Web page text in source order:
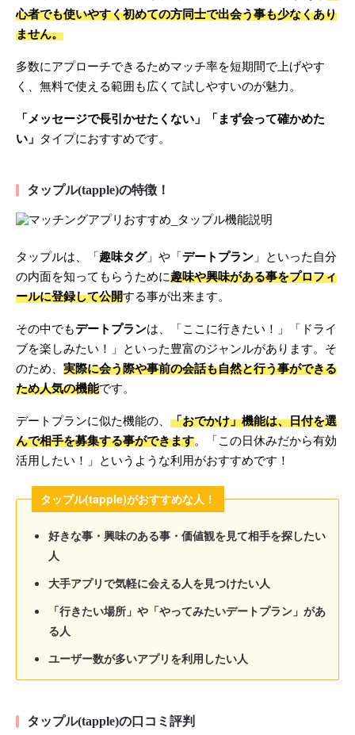
心者でも使いやすく初めての方同士で出会う事も少なくあり
ません。
多数にアプローチできるためマッチ率を短期間で上げやす
く、無料で使える範囲も広くて試しやすいのが魅力。
「メッセージで長引かせたくない」「まず会って確かめた
い」
タイプにおすすめです。
タップル(tapple)の特徴！
タップルは、「 趣味タグ」や「 デートプラン 」といった自分
の内面を知ってもらうために趣味や興味がある事をプロフィ
ールに登録して公開する事が出来ます。
その中でもデートプランは、「ここに行きたい！」「ドライ
ブを楽しみたい！」といった豊富のジャンルがあります。そ
のため、 実際に会う際や事前の会話も自然と行う事ができる
ため人気の機能です。
デートプランに似た機能の、 「おでかけ」機能は、日付を選
んで相手を募集する事ができます。「この日休みだから有効
活用したい！」というような利用がおすすめです！
タップル(tapple)がおすすめな人！
好きな事・興味のある事・価値観を見て相手を探したい
人
大手アプリで気軽に会える人を見つけたい人
「行きたい場所」や「やってみたいデートプラン」があ
る人
ユーザー数が多いアプリを利用したい人
タップル(tapple)の口コミ評判